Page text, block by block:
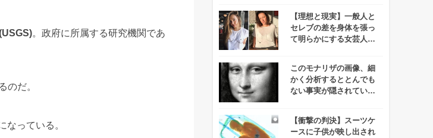
。政府に所属する研究機関であ
のだ。
なっている。
アカウントが話題に！
【理想と現実】一般人と
セレブの差を身体を張っ
て明らかにする女芸人の
このモナリザの画像、細
かく分析するととんでも
ない事実が隠されている
【衝撃の判決】スーツケ
ースに子供が映し出され